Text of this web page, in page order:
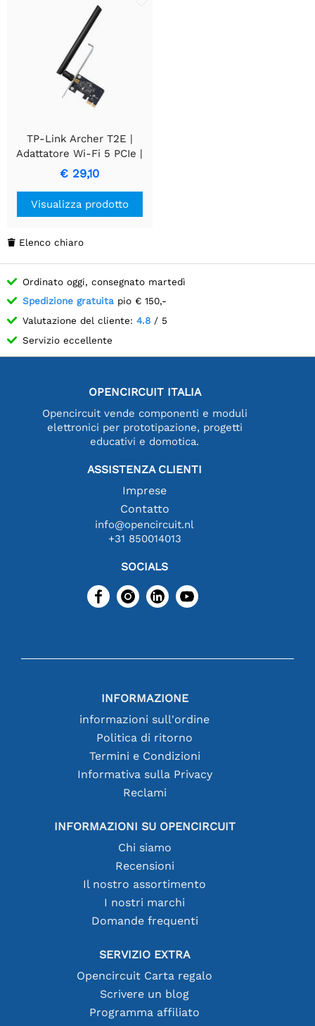
TP-Link Archer T2E |
Adattatore Wi-Fi 5 PCIe |
Dual-band (2,4 GHz / 5
GHz) | 600 Mbps | PCIe x1
€ 29,10
Visualizza prodotto
 Elenco chiaro
Ordinato oggi, consegnato martedì
Spedizione gratuita pio € 150,-
Valutazione del cliente: 4.8 / 5
Servizio eccellente
OPENCIRCUIT ITALIA
Opencircuit vende componenti e moduli
elettronici per prototipazione, progetti
educativi e domotica.
ASSISTENZA CLIENTI
Imprese
Contatto
info@opencircuit.nl
+31 850014013
SOCIALS
INFORMAZIONE
informazioni sull'ordine
Politica di ritorno
Termini e Condizioni
Informativa sulla Privacy
Reclami
INFORMAZIONI SU OPENCIRCUIT
Chi siamo
Recensioni
Il nostro assortimento
I nostri marchi
Domande frequenti
SERVIZIO EXTRA
Opencircuit Carta regalo
Scrivere un blog
Programma affiliato